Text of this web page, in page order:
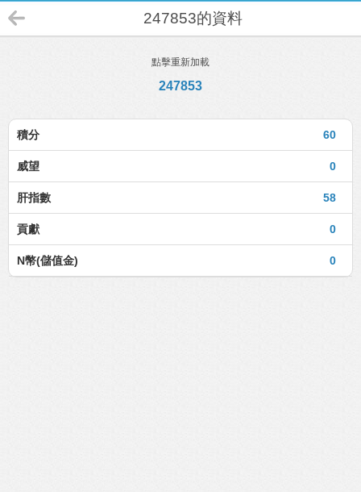
247853的資料
點擊重新加載
247853
60
積分
0
威望
58
肝指數
0
貢獻
0
N幣(儲值金)